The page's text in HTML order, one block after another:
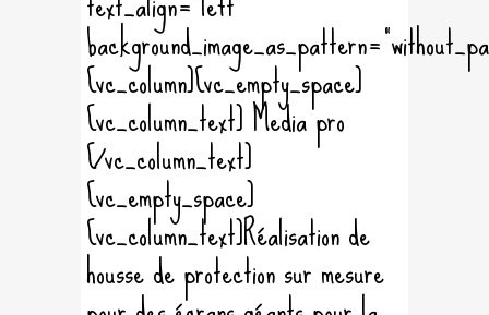
[vc_column][vc_empty_space]
[vc_column_text] Media pro
[/vc_column_text]
[vc_empty_space]
[vc_column_text]Réalisation de
housse de protection sur mesure